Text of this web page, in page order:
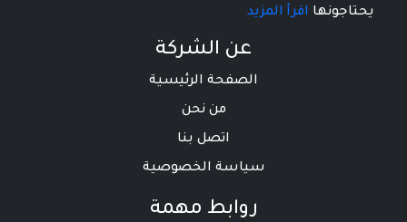
يحتاجونها اقرأ المزيد
عن الشركة
الصفحة الرئيسية
من نحن
اتصل بنا
سياسة الخصوصية
روابط مهمة